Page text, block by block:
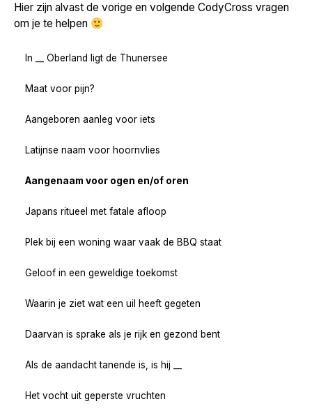
Hier zijn alvast de vorige en volgende CodyCross vragen
om je te helpen
In __ Oberland ligt de Thunersee
Maat voor pijn?
Aangeboren aanleg voor iets
Latijnse naam voor hoornvlies
Aangenaam voor ogen en/of oren
Japans ritueel met fatale afloop
Plek bij een woning waar vaak de BBQ staat
Geloof in een geweldige toekomst
Waarin je ziet wat een uil heeft gegeten
Daarvan is sprake als je rijk en gezond bent
Als de aandacht tanende is, is hij __
Het vocht uit geperste vruchten